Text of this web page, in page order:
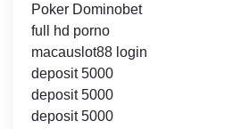
Poker Dominobet
full hd porno
macauslot88 login
deposit 5000
deposit 5000
deposit 5000